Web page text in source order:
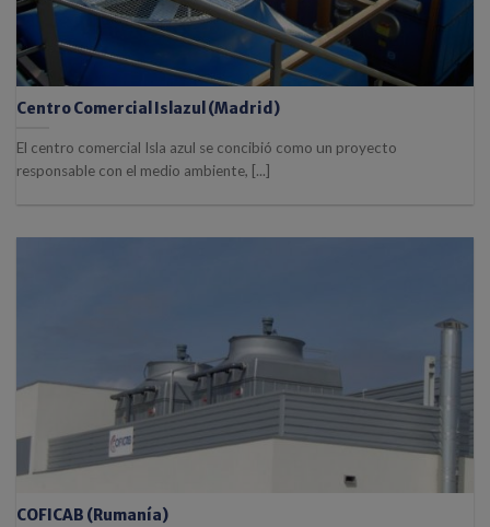
Centro Comercial Islazul (Madrid)
El centro comercial Isla azul se concibió como un proyecto
responsable con el medio ambiente, [...]
COFICAB (Rumanía)